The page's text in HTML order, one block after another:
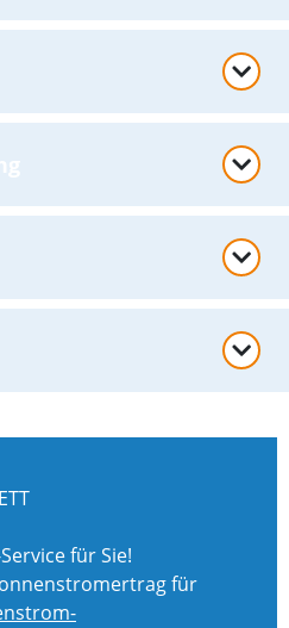
für Sie!
für